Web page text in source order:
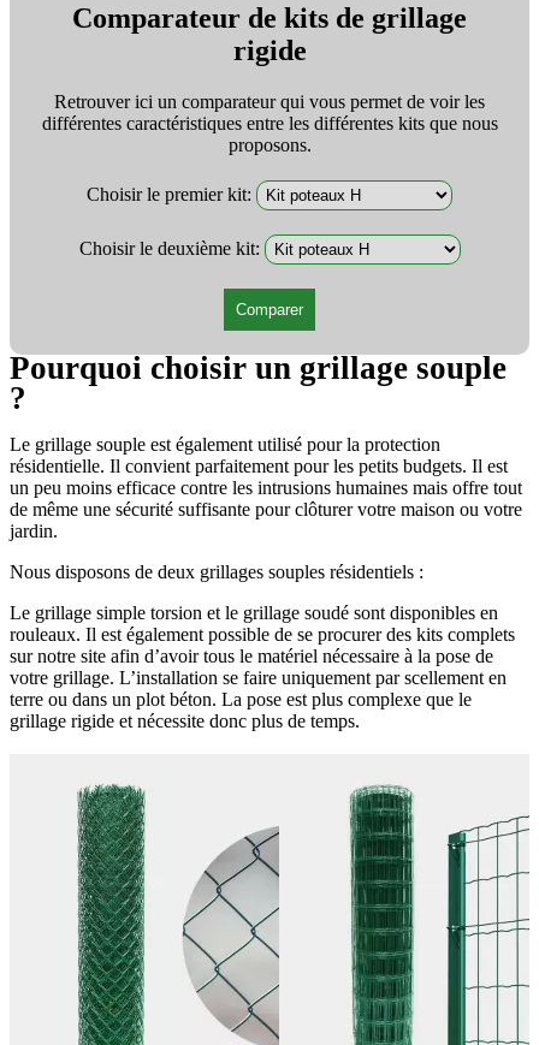
Comparateur de kits de grillage
rigide
Retrouver ici un comparateur qui vous permet de voir les
différentes caractéristiques entre les différentes kits que nous
proposons.
Choisir le premier kit:
Choisir le deuxième kit:
Comparer
Pourquoi choisir un grillage souple
?
Le grillage souple est également utilisé pour la protection
résidentielle. Il convient parfaitement pour les petits budgets. Il est
un peu moins efficace contre les intrusions humaines mais offre tout
de même une sécurité suffisante pour clôturer votre maison ou votre
jardin.
Nous disposons de deux grillages souples résidentiels :
Le grillage simple torsion et le grillage soudé sont disponibles en
rouleaux. Il est également possible de se procurer des kits complets
sur notre site afin d’avoir tous le matériel nécessaire à la pose de
votre grillage. L’installation se faire uniquement par scellement en
terre ou dans un plot béton. La pose est plus complexe que le
grillage rigide et nécessite donc plus de temps.